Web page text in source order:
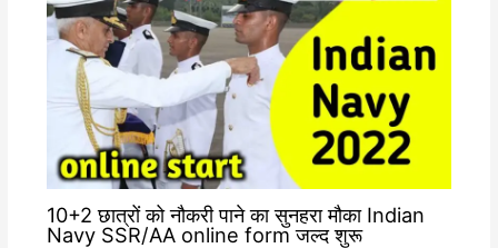
10+2 छात्रों को नौकरी पाने का सुनहरा मौका Indian
Navy SSR/AA online form जल्द शुरू